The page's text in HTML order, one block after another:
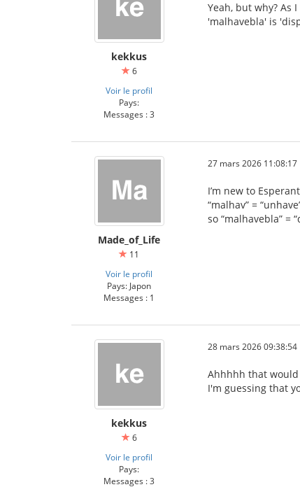
kekkus
6
Voir le profil
Pays:
Messages : 3
Yeah, but why?
'malhavebla' is
Made_of_Life
11
Voir le profil
Pays: Japon
Messages : 1
27 mars 2026 11:08:17
I’m new to
“malhav” =
so “malhavebla” =
kekkus
6
Voir le profil
Pays:
Messages : 3
28 mars 2026 09:38:54
Ahhhhh that would
I'm guessing that